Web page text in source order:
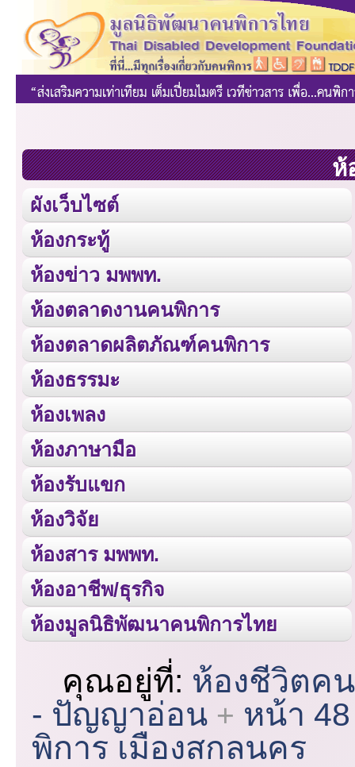
ห้
ผังเว็บไซต์
ห้องกระทู้
ห้องข่าว มพพท.
ห้องตลาดงานคนพิการ
ห้องตลาดผลิตภัณฑ์คนพิการ
ห้องธรรมะ
ห้องเพลง
ห้องภาษามือ
ห้องรับแขก
ห้องวิจัย
ห้องสาร มพพท.
ห้องอาชีพ/ธุรกิจ
ห้องมูลนิธิพัฒนาคนพิการไทย
คุณอยู่ที่: ห้องชีวิตค
- ปัญญาอ่อน
หน้า 48
พิการ เมืองสกลนคร